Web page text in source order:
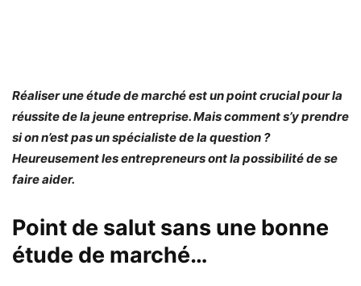
Réaliser une étude de marché est un point crucial pour la
réussite de la jeune entreprise. Mais comment s’y prendre
si on n’est pas un spécialiste de la question ?
Heureusement les entrepreneurs ont la possibilité de se
faire aider.
Point de salut sans une bonne
étude de marché…